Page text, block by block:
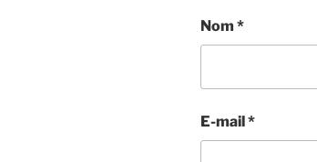
Nom *
E-mail*